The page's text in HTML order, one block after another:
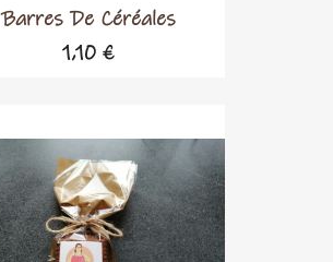
Barres De Céréales
1,10 €